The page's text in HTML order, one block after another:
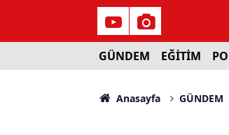
GÜNDEM EĞİTİM
Anasayfa GÜNDEM